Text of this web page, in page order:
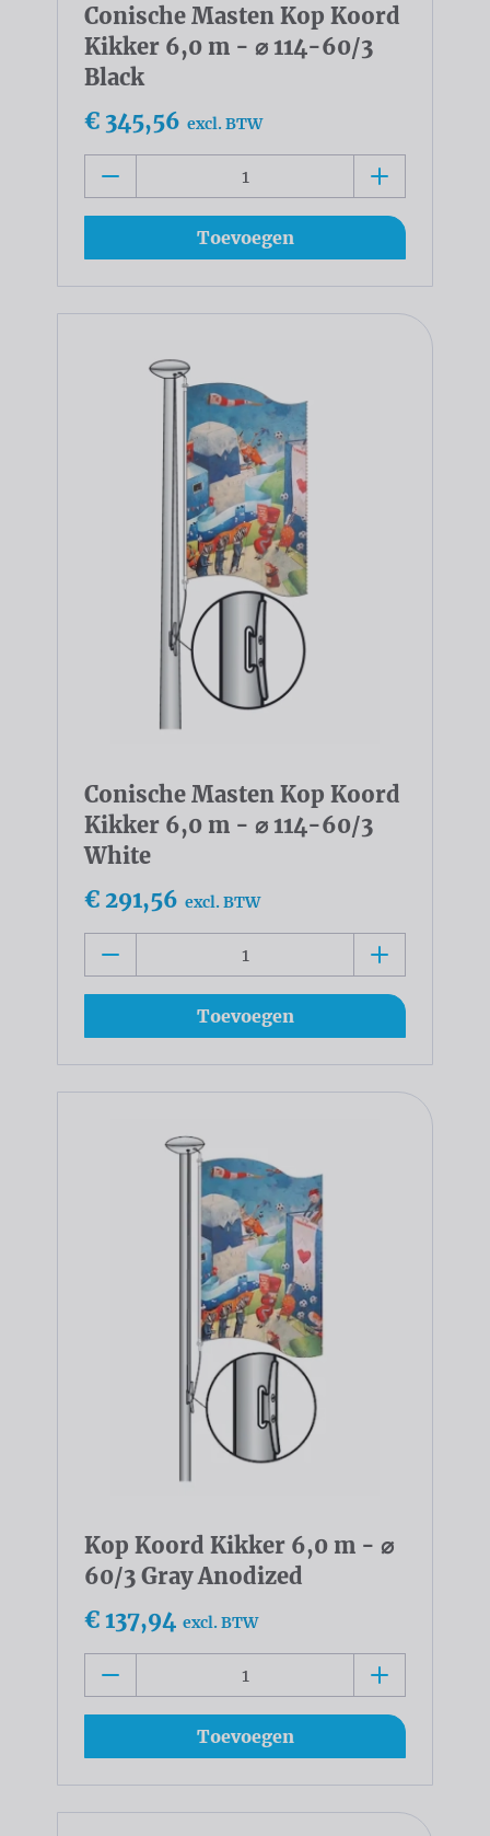
Conische Masten Kop Koord
Kikker 6,0 m - ⌀ 114-60/3
Black
€ 345,56 excl. BTW
Toevoegen
Conische Masten Kop Koord
Kikker 6,0 m - ⌀ 114-60/3
White
€ 291,56 excl. BTW
Toevoegen
Kop Koord Kikker 6,0 m - ⌀
60/3 Gray Anodized
€ 137,94 excl. BTW
Toevoegen